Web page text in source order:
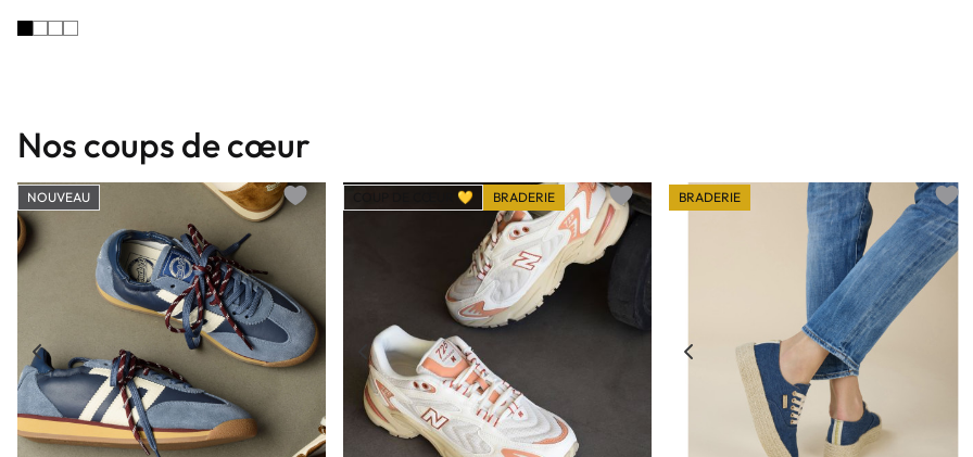
Nos coups de cœur
NOUVEAU
Add to wishlist
COUP DE CŒUR 💛 BRADERIE
Add to wishlist
BRADERIE
Add